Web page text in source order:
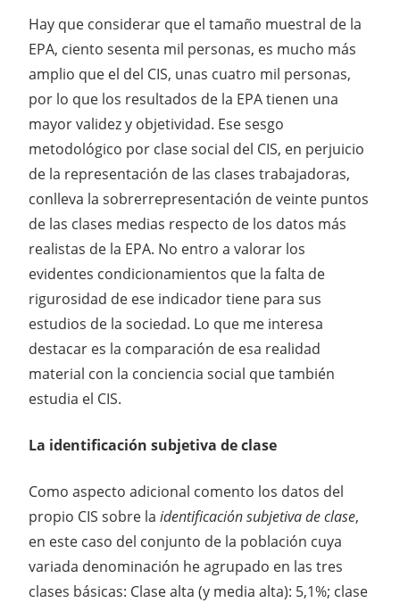
Hay que considerar que el tamaño muestral de la
EPA, ciento sesenta mil personas, es mucho más
amplio que el del CIS, unas cuatro mil personas,
por lo que los resultados de la EPA tienen una
mayor validez y objetividad. Ese sesgo
metodológico por clase social del CIS, en perjuicio
de la representación de las clases trabajadoras,
conlleva la sobrerrepresentación de veinte puntos
de las clases medias respecto de los datos más
realistas de la EPA. No entro a valorar los
evidentes condicionamientos que la falta de
rigurosidad de ese indicador tiene para sus
estudios de la sociedad. Lo que me interesa
destacar es la comparación de esa realidad
material con la conciencia social que también
estudia el CIS.
La identificación subjetiva de clase
Como aspecto adicional comento los datos del
propio CIS sobre la identificación subjetiva de clase,
en este caso del conjunto de la población cuya
variada denominación he agrupado en las tres
clases básicas: Clase alta (y media alta): 5,1%; clase